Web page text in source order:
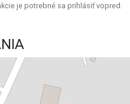
je potrebné sa prihlásiť vopred.